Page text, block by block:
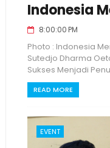
Indonesia
8:00:00 PM
Photo : Indonesia
Sutedjo Dharma
Sukses Menjadi
READ MORE
EVENT